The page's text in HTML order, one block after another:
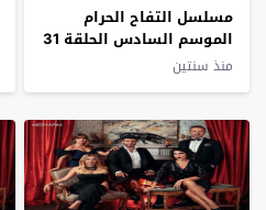
مسلسل التفاح الحرام
الموسم السادس الحلقة 31
مترجم والاخيرة
منذ سنتين